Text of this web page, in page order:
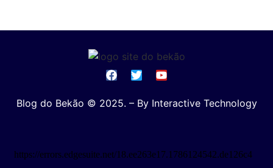
Blog do Bekão © 2025. – By Interactive Technology